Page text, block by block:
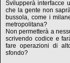
Svilupperà interfacce
che la gente non
bussola, come i
metropolitana?
Non permetterà a
scrivendo codice e
fare operazioni di
sfondo?